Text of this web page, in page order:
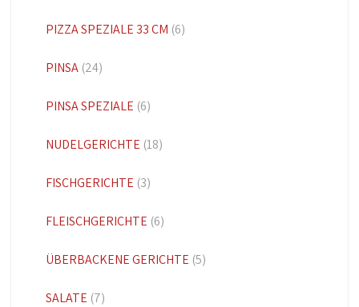
PIZZA SPEZIALE 33 CM (6)
PINSA (24)
PINSA SPEZIALE (6)
NUDELGERICHTE (18)
FISCHGERICHTE (3)
FLEISCHGERICHTE (6)
ÜBERBACKENE GERICHTE (5)
SALATE (7)